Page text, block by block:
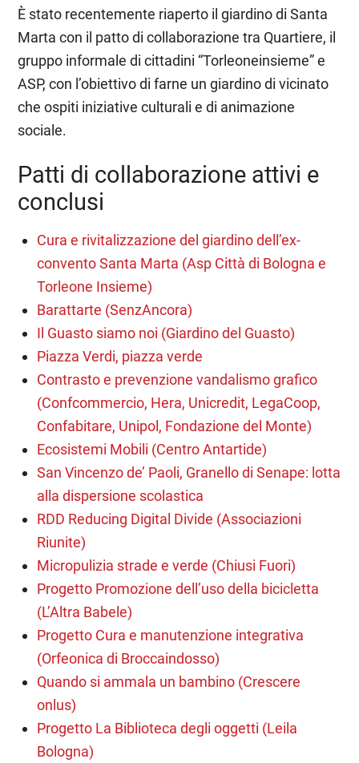
È stato recentemente riaperto il giardino di Santa
Marta con il patto di collaborazione tra Quartiere, il
gruppo informale di cittadini “Torleoneinsieme” e
ASP, con l’obiettivo di farne un giardino di vicinato
che ospiti iniziative culturali e di animazione
sociale.
Patti di collaborazione attivi e
conclusi
Cura e rivitalizzazione del giardino dell’ex-
convento Santa Marta (Asp Città di Bologna e
Torleone Insieme)
Barattarte (SenzAncora)
Il Guasto siamo noi (Giardino del Guasto)
Piazza Verdi, piazza verde
Contrasto e prevenzione vandalismo grafico
(Confcommercio, Hera, Unicredit, LegaCoop,
Confabitare, Unipol, Fondazione del Monte)
Ecosistemi Mobili (Centro Antartide)
San Vincenzo de’ Paoli, Granello di Senape: lotta
alla dispersione scolastica
RDD Reducing Digital Divide (Associazioni
Riunite)
Micropulizia strade e verde (Chiusi Fuori)
Progetto Promozione dell’uso della bicicletta
(L’Altra Babele)
Progetto Cura e manutenzione integrativa
(Orfeonica di Broccaindosso)
Quando si ammala un bambino (Crescere
onlus)
Progetto La Biblioteca degli oggetti (Leila
Bologna)